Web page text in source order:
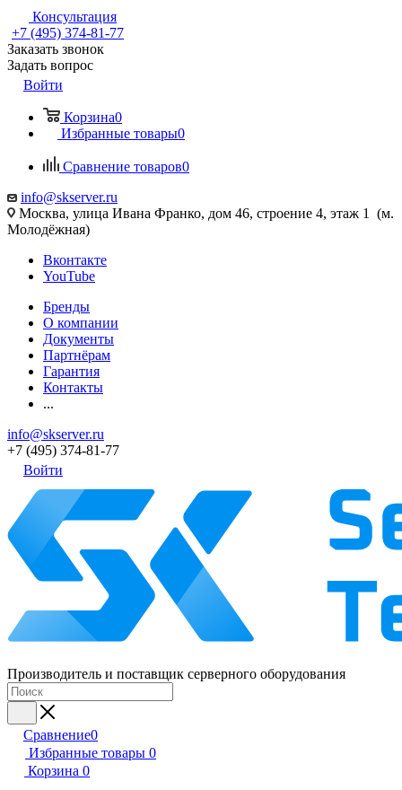
Консультация
+7 (495) 374-81-77
Заказать звонок
Задать вопрос
Войти
Корзина0
Избранные товары0
Сравнение товаров0
info@skserver.ru
Москва, улица Ивана Франко, дом 46, строение 4, этаж 1 (м.
Молодёжная)
Вконтакте
YouTube
Бренды
О компании
Документы
Партнёрам
Гарантия
Контакты
...
info@skserver.ru
+7 (495) 374-81-77
Войти
Производитель и поставщик серверного оборудования
Сравнение0
Избранные товары 0
Корзина 0